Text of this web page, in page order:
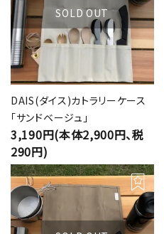
SOLD OUT
DAIS(ダイス)カトラリーケース
「サンドベージュ」
3,190円(本体2,900円、税
290円)